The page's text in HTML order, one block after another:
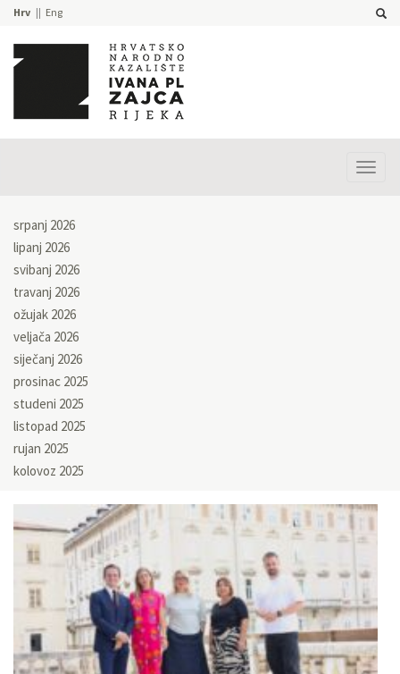
Hrv Eng
srpanj 2026
lipanj 2026
svibanj 2026
travanj 2026
ožujak 2026
veljača 2026
siječanj 2026
prosinac 2025
studeni 2025
listopad 2025
rujan 2025
kolovoz 2025